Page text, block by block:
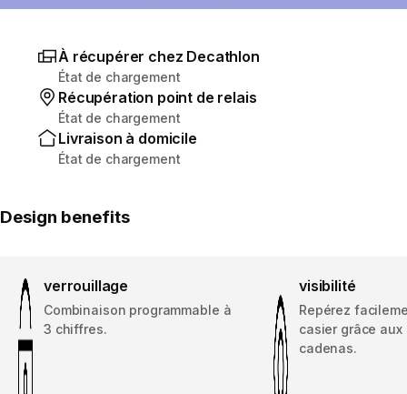
À récupérer chez Decathlon
État de chargement
Récupération point de relais
État de chargement
Livraison à domicile
État de chargement
Design benefits
verrouillage
Combinaison programmable à
3 chiffres.
visibilité
Repérez
casier grâce
cadenas.